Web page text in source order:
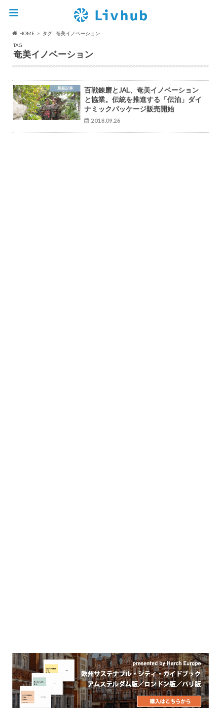
HOME
タグ : 奄美イノベーション
TAG
奄美イノベーション
最新記事
百戦錬磨とJAL、奄美イノベーション
と協業。伝統を推進する「伝泊」ダイ
ナミックパッケージ販売開始
2018.09.26